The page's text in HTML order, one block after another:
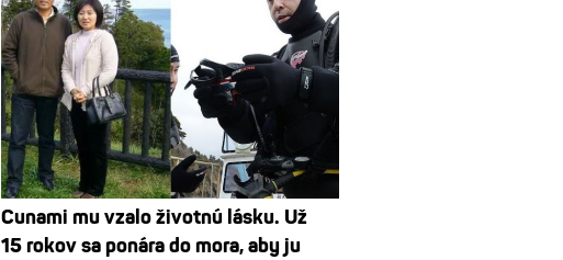
Cunami mu vzalo životnú lásku. Už
15 rokov sa ponára do mora, aby ju